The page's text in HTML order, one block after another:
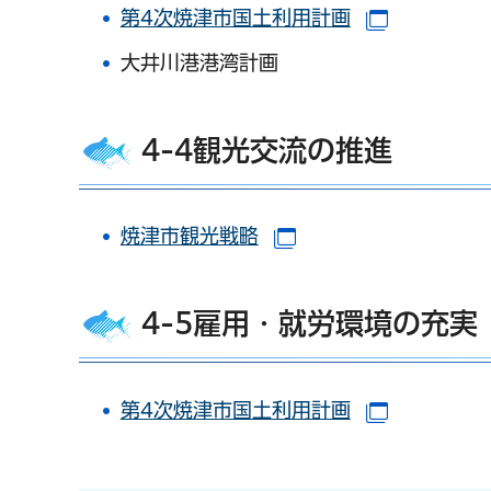
第4次焼津市国土利用計画 （別ウイン
大井川港港湾計画
4-4観光交流の推進
焼津市観光戦略 （別ウインドウで開き
4-5雇用・就労環境の充実
第4次焼津市国土利用計画 （別ウイン